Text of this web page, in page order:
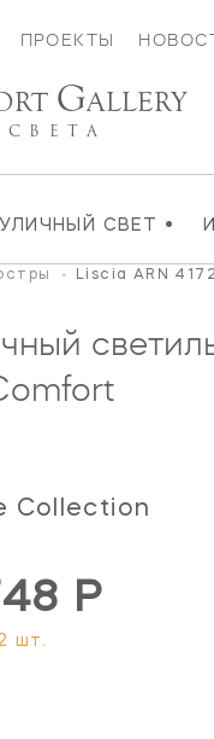
ПРОЕКТЫ
УЛИЧНЫЙ СВЕТ •
GALLERY
СВЕТА
- Liscia ARN
Collection
Р
шт.